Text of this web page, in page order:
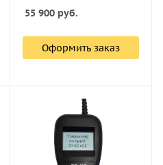
55 900руб.
Оформить заказ